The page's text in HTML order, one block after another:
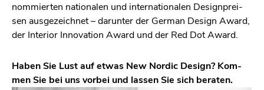
nom­mier­ten na­tio­na­len und in­ter­na­tio­na­len De­sign­prei­
sen aus­ge­zeich­net – dar­un­ter der Ger­man De­sign Award,
der In­te­ri­or In­no­va­ti­on Award und der Red Dot Award.
Haben Sie Lust auf etwas New Nordic De­sign? Kom­
men Sie bei uns vor­bei und las­sen Sie sich be­ra­ten.